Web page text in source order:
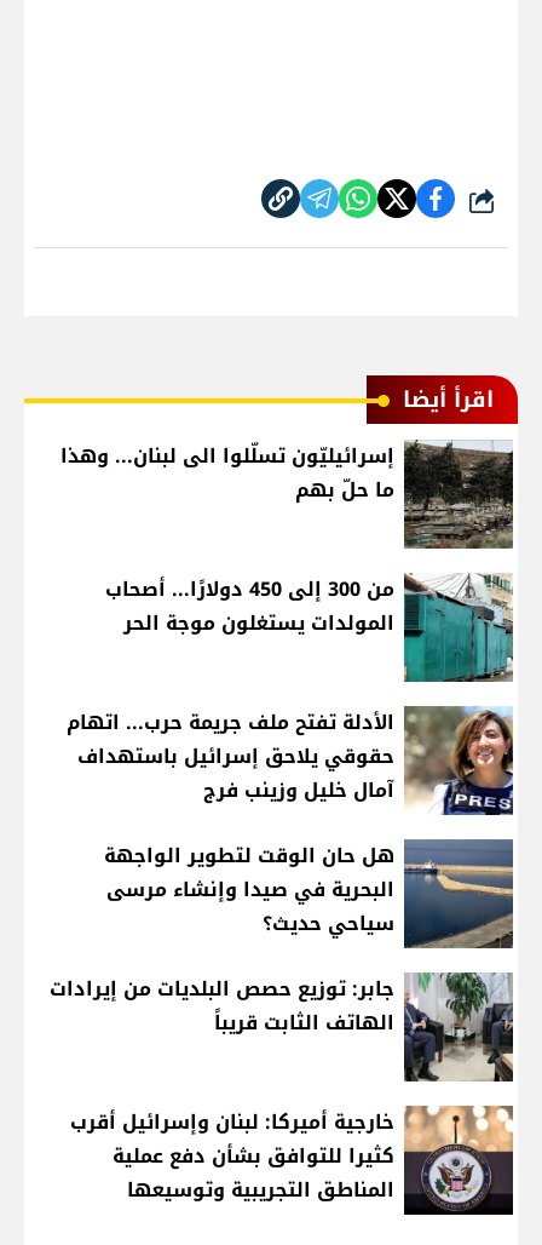
شارك
اقرأ أيضا
إسرائيليّون تسلّلوا الى لبنان... وهذا
ما حلّ بهم
من 300 إلى 450 دولارًا... أصحاب
المولدات يستغلون موجة الحر
الأدلة تفتح ملف جريمة حرب... اتهام
حقوقي يلاحق إسرائيل باستهداف
آمال خليل وزينب فرج
هل حان الوقت لتطوير الواجهة
البحرية في صيدا وإنشاء مرسى
سياحي حديث؟
جابر: توزيع حصص البلديات من إيرادات
الهاتف الثابت قريباً
خارجية أميركا: لبنان وإسرائيل أقرب
كثيرا للتوافق بشأن دفع عملية
المناطق التجريبية وتوسيعها